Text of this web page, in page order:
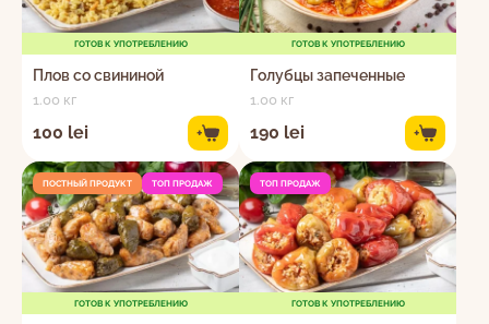
ГОТОВ К УПОТРЕБЛЕНИЮ
Плов со свининой
1.00 кг
100 lei +
ГОТОВ К УПОТРЕБЛЕНИЮ
Голубцы запеченные
1.00 кг
190 lei +
ПОСТНЫЙ ПРОДУКТ ТОП ПРОДАЖ
ГОТОВ К УПОТРЕБЛЕНИЮ
ТОП ПРОДАЖ
ГОТОВ К УПОТРЕБЛЕНИЮ